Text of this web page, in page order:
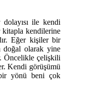
ile kendi
kitapla kendilerine
Eğer kişiler bir
doğal olarak yine
Öncelikle çelişkili
Kendi görüşümü
yönü beni çok